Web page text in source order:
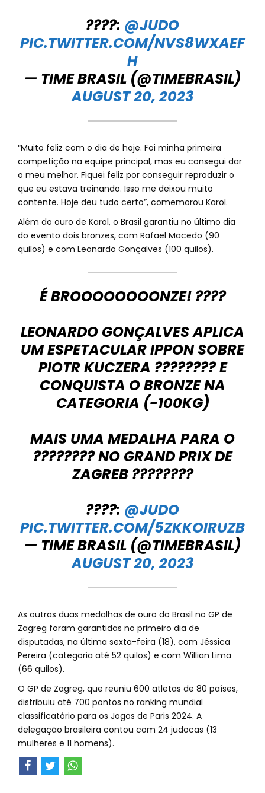
????: @JUDO
PIC.TWITTER.COM/NVS8WXAEF
H
— TIME BRASIL (@TIMEBRASIL)
AUGUST 20, 2023
“Muito feliz com o dia de hoje. Foi minha primeira
competição na equipe principal, mas eu consegui dar
o meu melhor. Fiquei feliz por conseguir reproduzir o
que eu estava treinando. Isso me deixou muito
contente. Hoje deu tudo certo”, comemorou Karol.
Além do ouro de Karol, o Brasil garantiu no último dia
do evento dois bronzes, com Rafael Macedo (90
quilos) e com Leonardo Gonçalves (100 quilos).
É BROOOOOOOONZE! ????
LEONARDO GONÇALVES APLICA
UM ESPETACULAR IPPON SOBRE
PIOTR KUCZERA ???????? E
CONQUISTA O BRONZE NA
CATEGORIA (-100KG)
MAIS UMA MEDALHA PARA O
???????? NO GRAND PRIX DE
ZAGREB ????????
????: @JUDO
PIC.TWITTER.COM/5ZKKOIRUZB
— TIME BRASIL (@TIMEBRASIL)
AUGUST 20, 2023
As outras duas medalhas de ouro do Brasil no GP de
Zagreg foram garantidas no primeiro dia de
disputadas, na última sexta-feira (18), com Jéssica
Pereira (categoria até 52 quilos) e com Willian Lima
(66 quilos).
O GP de Zagreg, que reuniu 600 atletas de 80 países,
distribuiu até 700 pontos no ranking mundial
classificatório para os Jogos de Paris 2024. A
delegação brasileira contou com 24 judocas (13
mulheres e 11 homens).